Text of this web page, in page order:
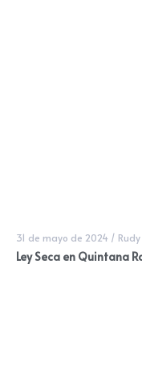
31 de mayo de 2024 / Rudy
Ley Seca en Quintana